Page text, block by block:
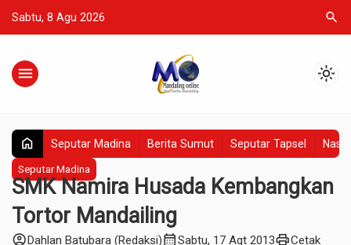
Sabtu, 8 Agu 2026 search
menu light_mode
home Seputar Madina Berita Sumut Seputar Tapsel
Seputar Madina
SMK Namira Husada Kembangkan
Tortor Mandailing
account_circleDahlan Batubara (Redaksi)calendar_monthSabtu, 17 Agt 2013printCetak